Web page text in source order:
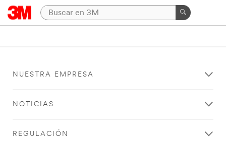
NUESTRA EMPRESA
NOTICIAS
REGULACIÓN